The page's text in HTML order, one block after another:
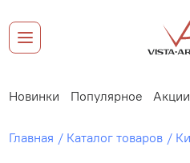
Новинки Популярное Акции
Главная Каталог товаров